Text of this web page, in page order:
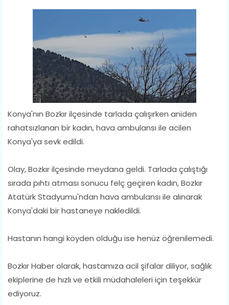
Konya'nın Bozkır ilçesinde tarlada çalışırken aniden
rahatsızlanan bir kadın, hava ambulansı ile acilen
Konya'ya sevk edildi.
Olay, Bozkır ilçesinde meydana geldi. Tarlada çalıştığı
sırada pıhtı atması sonucu felç geçiren kadın, Bozkır
Atatürk Stadyumu'ndan hava ambulansı ile alınarak
Konya'daki bir hastaneye nakledildi.
Hastanın hangi köyden olduğu ise henüz öğrenilemedi.
Bozkır Haber olarak, hastamıza acil şifalar diliyor, sağlık
ekiplerine de hızlı ve etkili müdahaleleri için teşekkür
ediyoruz.